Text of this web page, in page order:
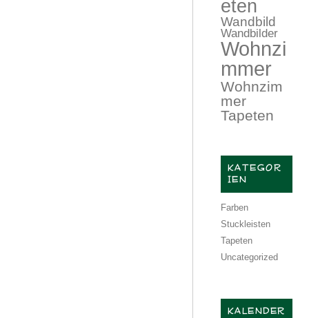
eten
Wandbild
Wandbilder
Wohnzi
mmer
Wohnzim
mer
Tapeten
KATEGOR
IEN
Farben
Stuckleisten
Tapeten
Uncategorized
KALENDER